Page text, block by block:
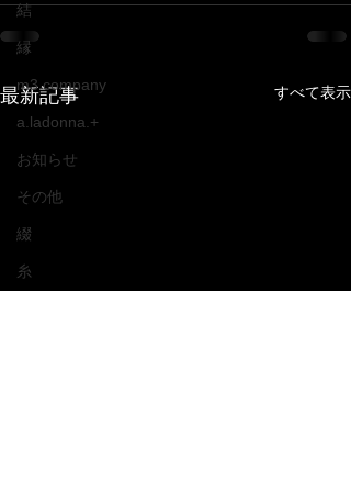
結
縁
m3 company
a.ladonna.+
お知らせ
その他
綴
糸
最新記事 すべて表示